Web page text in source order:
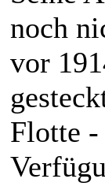
noch
vor
Flotte